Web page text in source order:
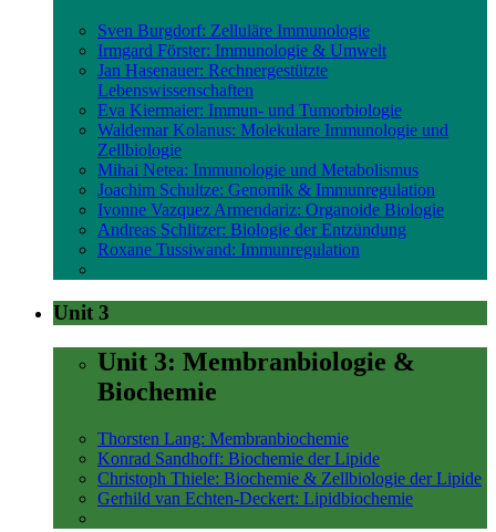
Sven Burgdorf: Zelluläre Immunologie
Irmgard Förster: Immunologie & Umwelt
Jan Hasenauer: Rechnergestützte
Lebenswissenschaften
Eva Kiermaier: Immun- und Tumorbiologie
Waldemar Kolanus: Molekulare Immunologie und
Zellbiologie
Mihai Netea: Immunologie und Metabolismus
Joachim Schultze: Genomik & Immunregulation
Ivonne Vazquez Armendariz: Organoide Biologie
Andreas Schlitzer: Biologie der Entzündung
Roxane Tussiwand: Immunregulation
Unit 3
Unit 3: Membranbiologie &
Biochemie
Thorsten Lang: Membranbiochemie
Konrad Sandhoff: Biochemie der Lipide
Christoph Thiele: Biochemie & Zellbiologie der Lipide
Gerhild van Echten-Deckert: Lipidbiochemie